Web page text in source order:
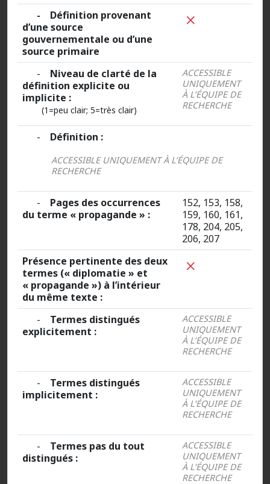
- Définition provenant
d’une source
gouvernementale ou d’une
source primaire
- Niveau de clarté de la
définition explicite ou
implicite :
(1=peu clair; 5=très clair)
ACCESSIBLE
UNIQUEMENT
À L’ÉQUIPE DE
RECHERCHE
- Définition :
ACCESSIBLE UNIQUEMENT À L’ÉQUIPE DE
RECHERCHE
- Pages des occurrences
du terme « propagande » :
152, 153, 158,
159, 160, 161,
178, 204, 205,
206, 207
Présence pertinente des deux
termes (« diplomatie » et
« propagande ») à l’intérieur
du même texte :
- Termes distingués
explicitement :
ACCESSIBLE
UNIQUEMENT
À L’ÉQUIPE DE
RECHERCHE
- Termes distingués
implicitement :
ACCESSIBLE
UNIQUEMENT
À L’ÉQUIPE DE
RECHERCHE
- Termes pas du tout
distingués :
ACCESSIBLE
UNIQUEMENT
À L’ÉQUIPE DE
RECHERCHE